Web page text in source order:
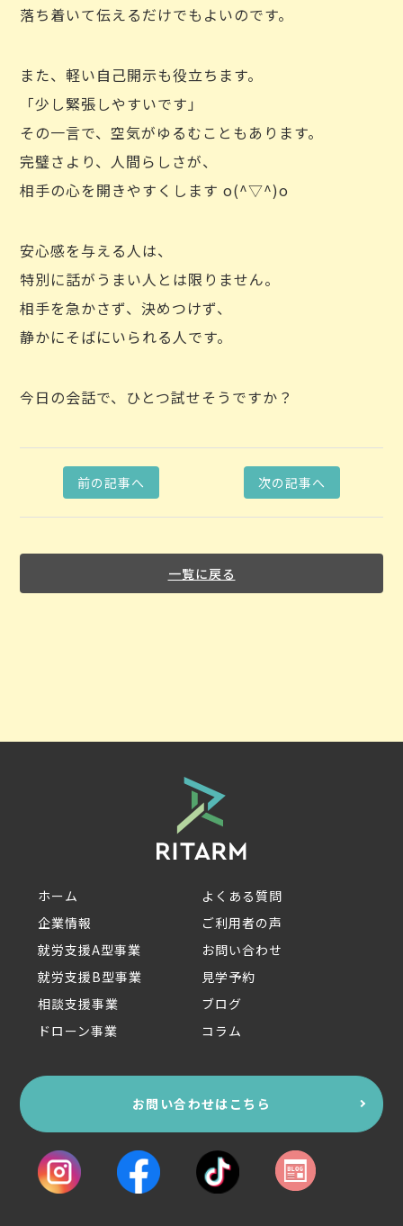
落ち着いて伝えるだけでもよいのです。
また、軽い自己開示も役立ちます。
「少し緊張しやすいです」
その一言で、空気がゆるむこともあります。
完璧さより、人間らしさが、
相手の心を開きやすくします o(^▽^)o
安心感を与える人は、
特別に話がうまい人とは限りません。
相手を急かさず、決めつけず、
静かにそばにいられる人です。
今日の会話で、ひとつ試せそうですか？
前の記事へ 次の記事へ
一覧に戻る
ホーム
企業情報
就労支援A型事業
就労支援B型事業
相談支援事業
ドローン事業
よくある質問
ご利用者の声
お問い合わせ
見学予約
ブログ
コラム
お問い合わせはこちら